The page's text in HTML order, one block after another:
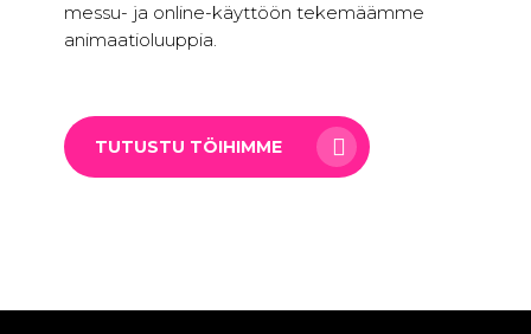
messu- ja online-käyttöön tekemäämme
animaatioluuppia.
TUTUSTU TÖIHIMME